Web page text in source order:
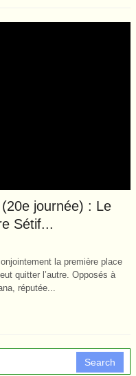
journée) : Le
Sétif...
la première place
quitter l’autre. Opposés à
réputée...
Search